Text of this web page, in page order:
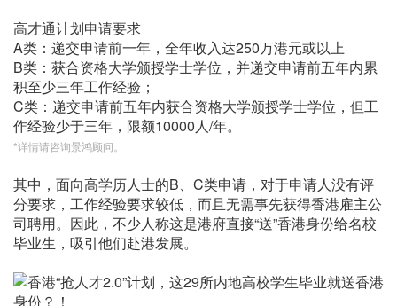
高才通计划申请要求
A类：递交申请前一年，全年收入达250万港元或以上
B类：获合资格大学颁授学士学位，并递交申请前五年内累
积至少三年工作经验；
C类：递交申请前五年内获合资格大学颁授学士学位，但工
作经验少于三年，限额10000人/年。
*详情请咨询景鸿顾问。
其中，面向高学历人士的B、C类申请，对于申请人没有评
分要求，工作经验要求较低，而且无需事先获得香港雇主公
司聘用。因此，不少人称这是港府直接“送”香港身份给名校
毕业生，吸引他们赴港发展。